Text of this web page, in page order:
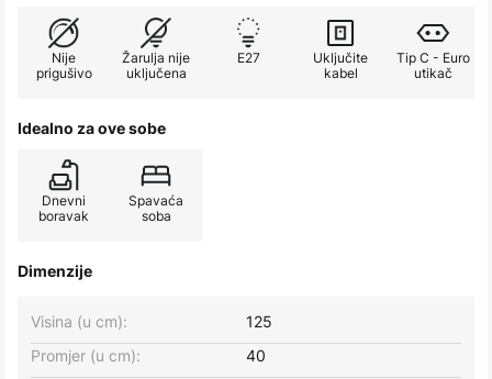
Nije
prigušivo
Žarulja nije
uključena
E27
Uključite
kabel
Tip C - Euro
utikač
Idealno za ove sobe
Dnevni
boravak
Spavaća
soba
Dimenzije
Visina (u cm):
125
Promjer (u cm):
40